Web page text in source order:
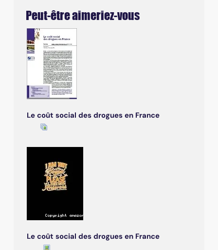
Peut-être aimeriez-vous
Le coût social des drogues en France
Le coût social des drogues en France